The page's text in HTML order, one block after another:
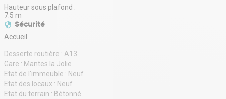
Hauteur sous plafond :
7.5 m
Sécurité
Accueil
Desserte routière : A13
Gare : Mantes la Jolie
Etat de l'immeuble : Neuf
Etat des locaux : Neuf
Etat du terrain : Bétonné